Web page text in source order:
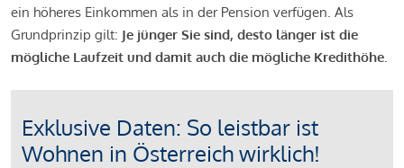
ein höheres Einkommen als in der Pension verfügen. Als
Grundprinzip gilt: Je jünger Sie sind, desto länger ist die
mögliche Laufzeit und damit auch die mögliche Kredithöhe.
Exklusive Daten: So leistbar ist
Wohnen in Österreich wirklich!